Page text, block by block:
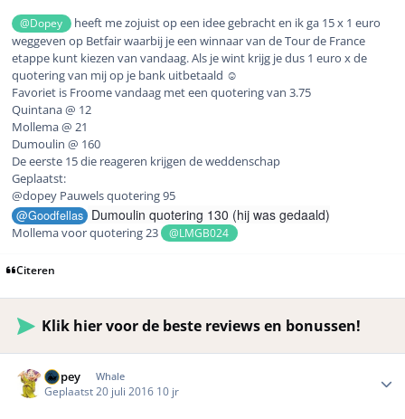
@Dopey
heeft me zojuist op een idee gebracht en ik ga 15 x 1 euro
weggeven op Betfairwaarbij je een winnaar van deTour de France
etappe kunt kiezen van vandaag. Als je wint krijg je dus 1 euro x de
quotering van mij op je bank uitbetaald ☺️
Favoriet is Froome vandaag met een quotering van 3.75
Quintana @ 12
Mollema @ 21
Dumoulin @ 160
De eerste 15 die reageren krijgen de weddenschap
Geplaatst:
@dopey Pauwels quotering 95
@Goodfellas Dumoulin quotering 130 (hij was gedaald)
Mollema voor quotering 23 @LMGB024
Citeren
Klik hier voor de beste reviews en bonussen!
Dopey Whale
Geplaatst20 juli 2016 10 jr